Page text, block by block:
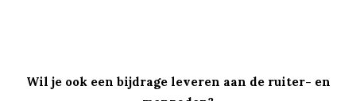
Wil je ook een bijdrage leveren aan de ruiter- en